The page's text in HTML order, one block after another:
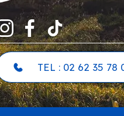
TEL : 02 62 35 78